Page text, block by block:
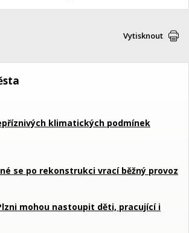
Vytisknout
klimatických podmínek
se po rekonstrukci vrací běžný provoz
mohou nastoupit děti, pracující i